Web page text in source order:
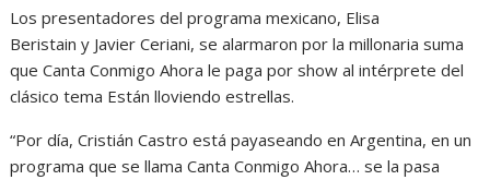
Los presentadores del programa mexicano, Elisa
Beristain y Javier Ceriani, se alarmaron por la millonaria suma
que Canta Conmigo Ahora le paga por show al intérprete del
clásico tema Están lloviendo estrellas.
“Por día, Cristián Castro está payaseando en Argentina, en un
programa que se llama Canta Conmigo Ahora… se la pasa